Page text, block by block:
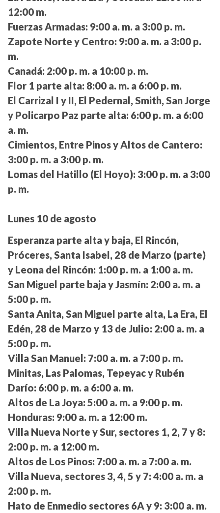
12:00 m.
Fuerzas Armadas: 9:00 a. m. a 3:00 p. m.
Zapote Norte y Centro: 9:00 a. m. a 3:00 p.
m.
Canadá: 2:00 p. m. a 10:00 p. m.
Flor 1 parte alta: 8:00 a. m. a 6:00 p. m.
El Carrizal I y II, El Pedernal, Smith, San Jorge
y Policarpo Paz parte alta: 6:00 p. m. a 6:00
a. m.
Cimientos, Entre Pinos y Altos de Cantero:
3:00 p. m. a 3:00 p. m.
Lomas del Hatillo (El Hoyo): 3:00 p. m. a 3:00
p. m.
Lunes 10 de agosto
Esperanza parte alta y baja, El Rincón,
Próceres, Santa Isabel, 28 de Marzo (parte)
y Leona del Rincón: 1:00 p. m. a 1:00 a. m.
San Miguel parte baja y Jasmín: 2:00 a. m. a
5:00 p. m.
Santa Anita, San Miguel parte alta, La Era, El
Edén, 28 de Marzo y 13 de Julio: 2:00 a. m. a
5:00 p. m.
Villa San Manuel: 7:00 a. m. a 7:00 p. m.
Minitas, Las Palomas, Tepeyac y Rubén
Darío: 6:00 p. m. a 6:00 a. m.
Altos de La Joya: 5:00 a. m. a 9:00 p. m.
Honduras: 9:00 a. m. a 12:00 m.
Villa Nueva Norte y Sur, sectores 1, 2, 7 y 8:
2:00 p. m. a 12:00 m.
Altos de Los Pinos: 7:00 a. m. a 7:00 a. m.
Villa Nueva, sectores 3, 4, 5 y 7: 4:00 a. m. a
2:00 p. m.
Hato de Enmedio sectores 6A y 9: 3:00 a. m.